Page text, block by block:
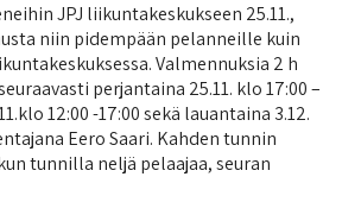
JPJ liikuntakeskukseen 25.11.,
niin pidempään pelanneille kuin
Valmennuksia 2 h
perjantaina 25.11. klo 17:00 –
12:00 -17:00 sekä lauantaina 3.12.
Eero Saari. Kahden tunnin
tunnilla neljä pelaajaa, seuran